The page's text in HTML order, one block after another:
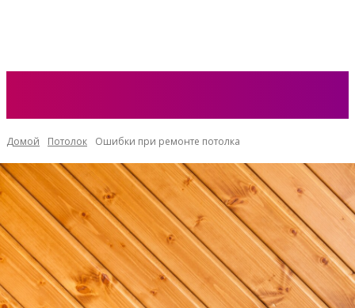
Домой Потолок Ошибки при ремонте потолка